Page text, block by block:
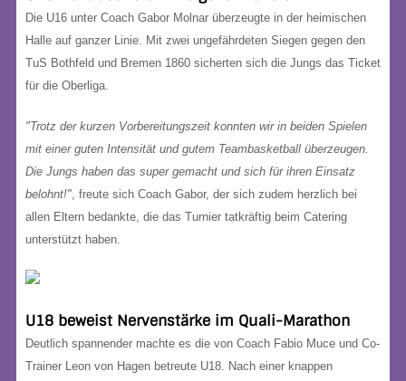
Die U16 unter Coach Gabor Molnar überzeugte in der heimischen
Halle auf ganzer Linie. Mit zwei ungefährdeten Siegen gegen den
TuS Bothfeld und Bremen 1860 sicherten sich die Jungs das Ticket
für die Oberliga.
"Trotz der kurzen Vorbereitungszeit konnten wir in beiden Spielen
mit einer guten Intensität und gutem Teambasketball überzeugen.
Die Jungs haben das super gemacht und sich für ihren Einsatz
belohnt!", freute sich Coach Gabor, der sich zudem herzlich bei
allen Eltern bedankte, die das Turnier tatkräftig beim Catering
unterstützt haben.
U18 beweist Nervenstärke im Quali-Marathon
Deutlich spannender machte es die von Coach Fabio Muce und Co-
Trainer Leon von Hagen betreute U18. Nach einer knappen